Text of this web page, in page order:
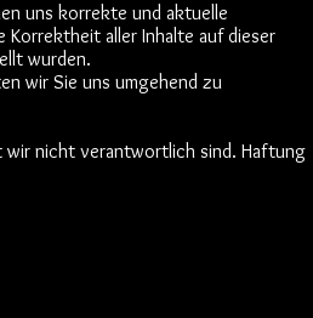
uns korrekte und aktuelle
aller Inhalte auf dieser
wurden.
wir Sie uns umgehend zu
wir nicht verantwortlich sind. Haftung